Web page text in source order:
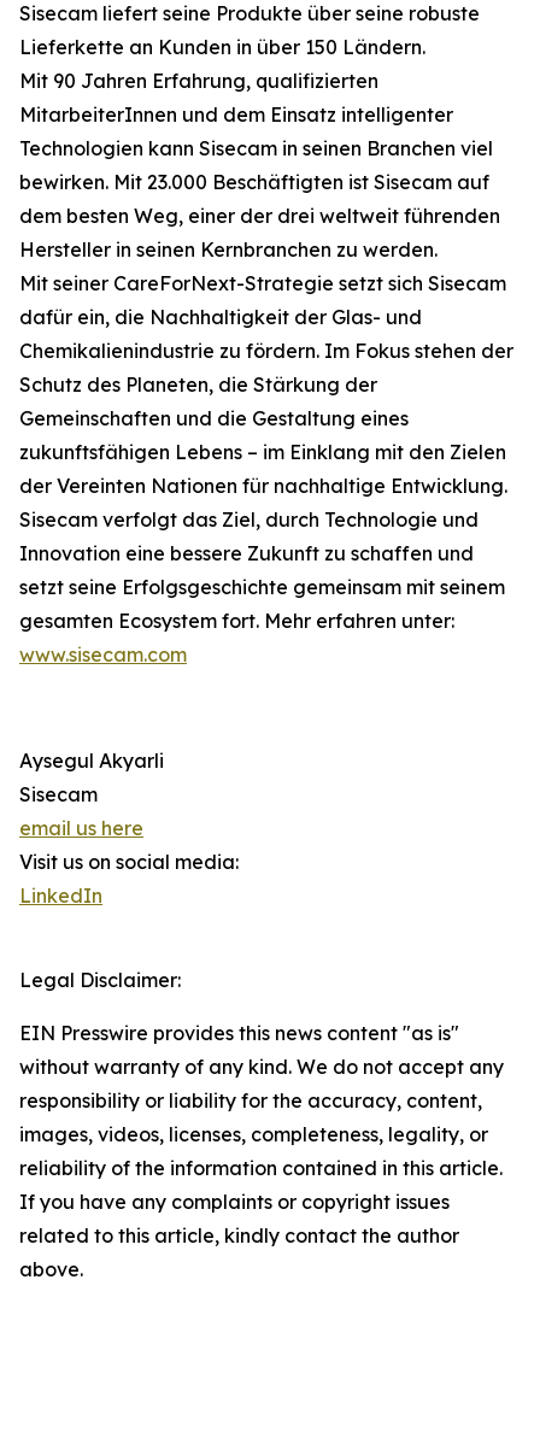
Sisecam liefert seine Produkte über seine robuste
Lieferkette an Kunden in über 150 Ländern.
Mit 90 Jahren Erfahrung, qualifizierten
MitarbeiterInnen und dem Einsatz intelligenter
Technologien kann Sisecam in seinen Branchen viel
bewirken. Mit 23.000 Beschäftigten ist Sisecam auf
dem besten Weg, einer der drei weltweit führenden
Hersteller in seinen Kernbranchen zu werden.
Mit seiner CareForNext-Strategie setzt sich Sisecam
dafür ein, die Nachhaltigkeit der Glas- und
Chemikalienindustrie zu fördern. Im Fokus stehen der
Schutz des Planeten, die Stärkung der
Gemeinschaften und die Gestaltung eines
zukunftsfähigen Lebens – im Einklang mit den Zielen
der Vereinten Nationen für nachhaltige Entwicklung.
Sisecam verfolgt das Ziel, durch Technologie und
Innovation eine bessere Zukunft zu schaffen und
setzt seine Erfolgsgeschichte gemeinsam mit seinem
gesamten Ecosystem fort. Mehr erfahren unter:
www.sisecam.com
Aysegul Akyarli
Sisecam
email us here
Visit us on social media:
LinkedIn
Legal Disclaimer:
EIN Presswire provides this news content "as is"
without warranty of any kind. We do not accept any
responsibility or liability for the accuracy, content,
images, videos, licenses, completeness, legality, or
reliability of the information contained in this article.
If you have any complaints or copyright issues
related to this article, kindly contact the author
above.